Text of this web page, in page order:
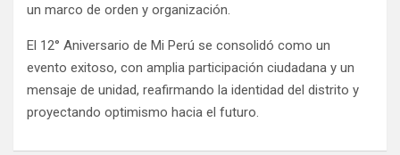
un marco de orden y organización.
El 12° Aniversario de Mi Perú se consolidó como un
evento exitoso, con amplia participación ciudadana y un
mensaje de unidad, reafirmando la identidad del distrito y
proyectando optimismo hacia el futuro.